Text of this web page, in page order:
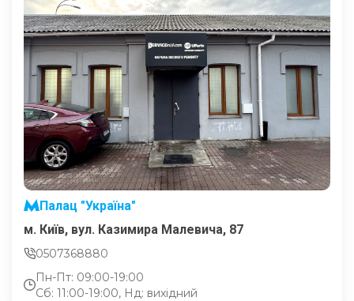
Палац "Україна"
м. Київ, вул. Казимира Малевича, 87
0507368880
Пн-Пт: 09:00-19:00
Сб: 11:00-19:00, Нд: вихідний